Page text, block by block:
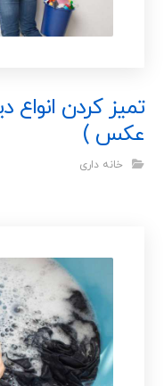
تمیز کردن انواع
عکس )
خانه داری